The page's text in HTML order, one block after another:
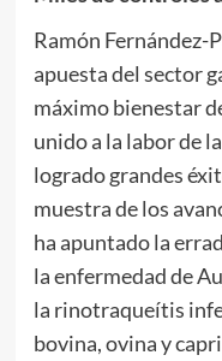
Ramón Fernández-
apuesta del sector
máximo bienestar
unido a la labor de
logrado grandes
muestra de los
ha apuntado la
la enfermedad de
la rinotraqueítis
bovina, ovina y